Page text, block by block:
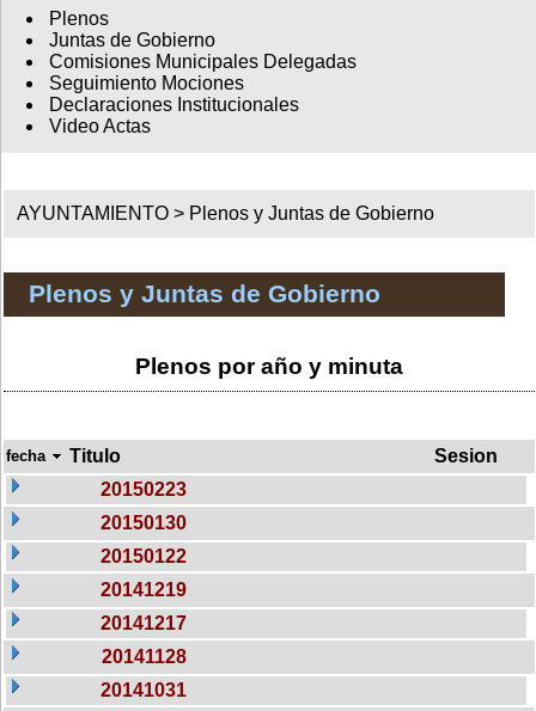
Plenos
Juntas de Gobierno
Comisiones Municipales Delegadas
Seguimiento Mociones
Declaraciones Institucionales
Video Actas
AYUNTAMIENTO > Plenos y Juntas de Gobierno
Plenos y Juntas de Gobierno
Plenos por año y minuta
fecha Titulo
Sesion
20150223
20150130
20150122
20141219
20141217
20141128
20141031